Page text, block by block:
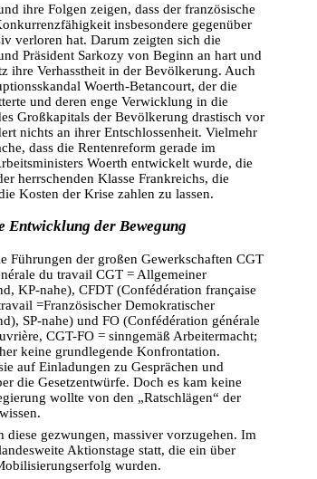
ihre Folgen zeigen, dass der französische
insbesondere gegenüber
verloren hat. Darum zeigten sich die
Präsident Sarkozy von Beginn an hart und
ihre Verhasstheit in der Bevölkerung. Auch
Woerth-Betancourt, der die
und deren enge Verwicklung in die
Großkapitals der Bevölkerung drastisch vor
nichts an ihrer Entschlossenheit. Vielmehr
dass die Rentenreform gerade im
Woerth entwickelt wurde, die
herrschenden Klasse Frankreichs, die
Kosten der Krise zahlen zu lassen.
Entwicklung der Bewegung
Führungen der großen Gewerkschaften CGT
du travail CGT = Allgemeiner
KP-nahe), CFDT (Confédération française
=Französischer Demokratischer
SP-nahe) und FO (Confédération générale
CGT-FO = sinngemäß Arbeitermacht;
keine grundlegende Konfrontation.
auf Einladungen zu Gesprächen und
die Gesetzentwürfe. Doch es kam keine
wollte von den „Ratschlägen“ der
diese gezwungen, massiver vorzugehen. Im
Aktionstage statt, die ein über
wurden.